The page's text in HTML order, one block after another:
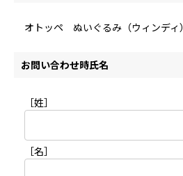
オトッペ ぬいぐるみ（ウィンディ）
お問い合わせ時氏名
［姓］
［名］